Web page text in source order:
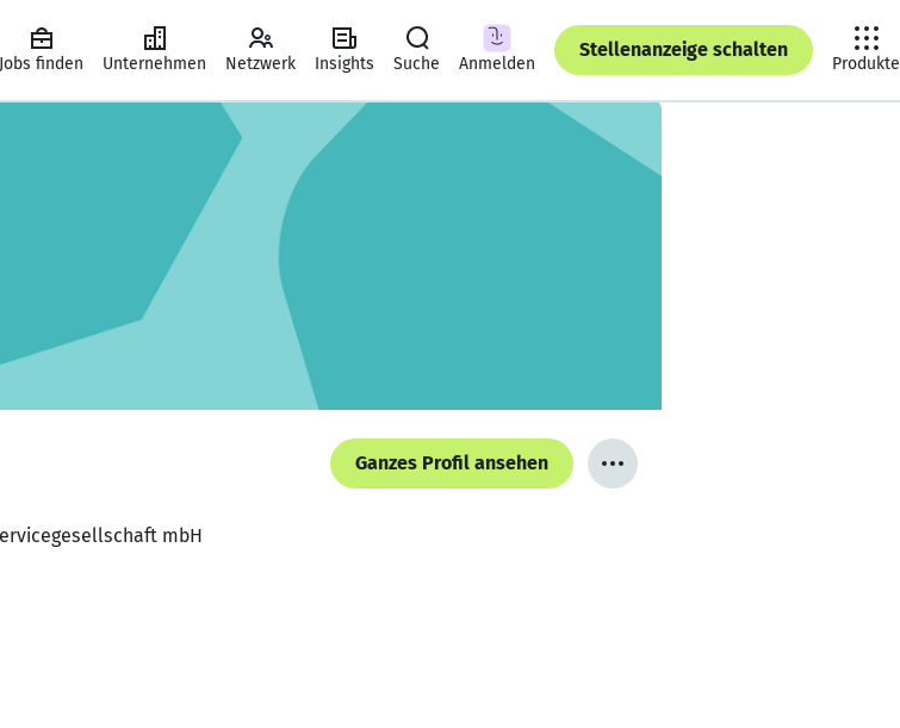
Jobs finden Unternehmen Netzwerk Insights Suche Anmelden
Stellenanzeige schalten
Produkte
Ganzes Profil ansehen
mbH